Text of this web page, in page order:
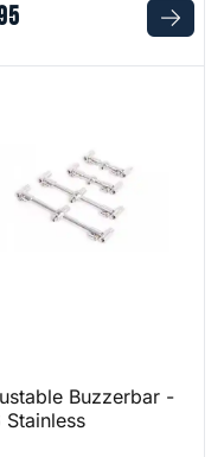
Buzzerbar -
Stainless